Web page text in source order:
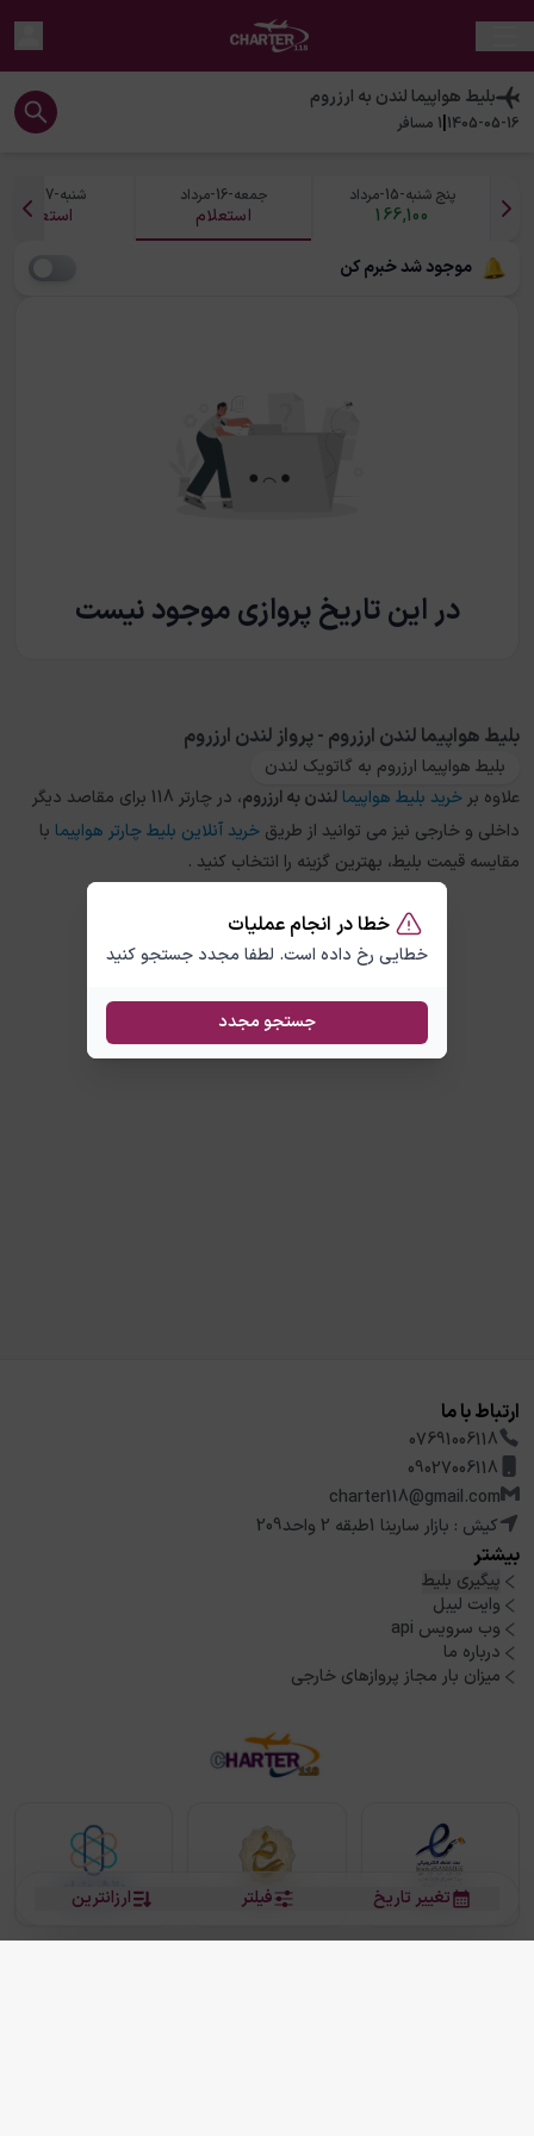
خطا در انجام عملیات
خطایی رخ داده است. لطفا مجدد جستجو کنید
جستجو مجدد
بلیط هواپیمالندن به ارزروم
1405-05-16
|
1 مسافر
پنج شنبه-15-مرداد
166,100
جمعه-16-مرداد
استعلام
شنبه-17-مرداد
استعلام
موجود شد خبرم کن
در این تاریخ پروازی موجود نیست
ارزانترین فیلتر تغییر تاریخ
بلیط هواپیما لندن ارزروم - پرواز لندن ارزروم
بلیط هواپیما ارزروم به گاتویک لندن
علاوه بر خرید بلیط هواپیما لندنبهارزروم
، در چارتر 118 برای مقاصد دیگر
داخلی و خارجی نیز می توانید از طریق خرید آنلاین بلیط چارتر هواپیما با
مقایسه قیمت بلیط، بهترین گزینه را انتخاب کنید .
ارتباط با ما
07691006118
09027006118
charter118@gmail.com
کیش : بازار سارینا 1طبقه 2 واحد209
بیشتر
پیگیری بلیط
وایت لیبل
وب سرویس api
درباره ما
میزان بار مجاز پروازهای خارجی